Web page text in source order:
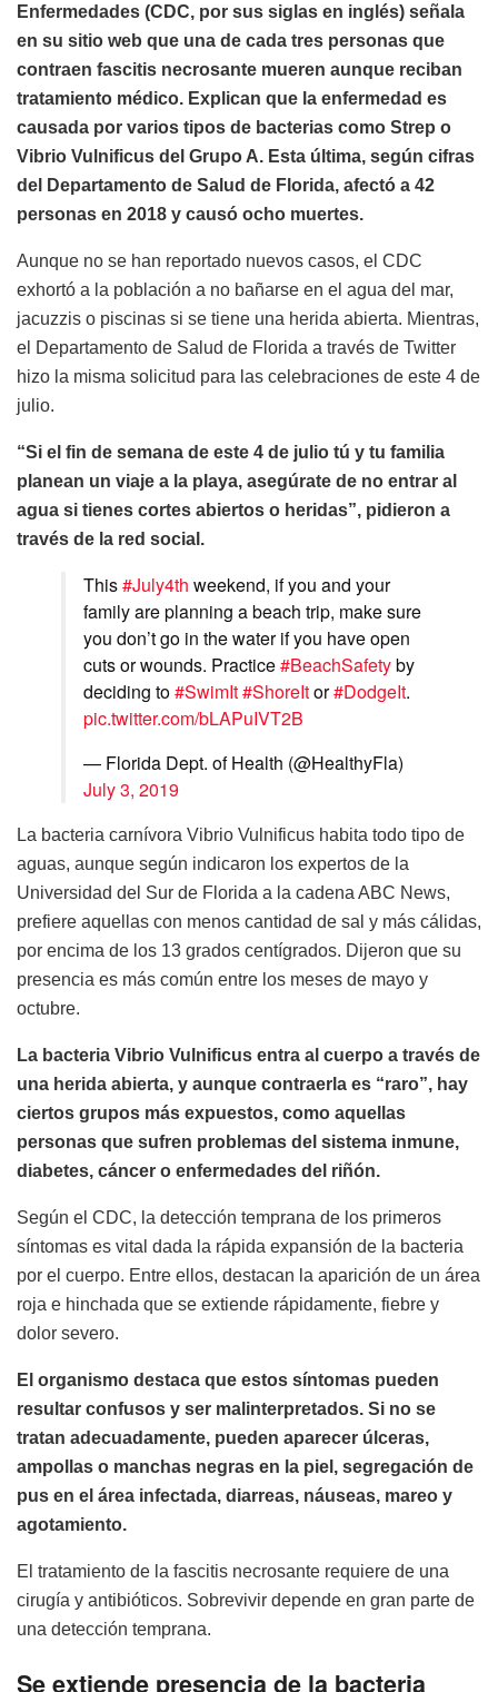
Enfermedades (CDC, por sus siglas en inglés) señala
en su sitio web que una de cada tres personas que
contraen fascitis necrosante mueren aunque reciban
tratamiento médico. Explican que la enfermedad es
causada por varios tipos de bacterias como Strep o
Vibrio Vulnificus del Grupo A. Esta última, según cifras
del Departamento de Salud de Florida, afectó a 42
personas en 2018 y causó ocho muertes.
Aunque no se han reportado nuevos casos, el CDC
exhortó a la población a no bañarse en el agua del mar,
jacuzzis o piscinas si se tiene una herida abierta. Mientras,
el Departamento de Salud de Florida a través de Twitter
hizo la misma solicitud para las celebraciones de este 4 de
julio.
“Si el fin de semana de este 4 de julio tú y tu familia
planean un viaje a la playa, asegúrate de no entrar al
agua si tienes cortes abiertos o heridas”, pidieron a
través de la red social.
This#July4th weekend, if you and your
family are planning a beach trip, make sure
you don’t go in the water if you have open
cuts or wounds. Practice#BeachSafetyby
deciding to#SwimIt#ShoreItor#DodgeIt.
pic.twitter.com/bLAPuIVT2B
— Florida Dept. of Health (@HealthyFla)
July 3, 2019
La bacteria carnívora Vibrio Vulnificus habita todo tipo de
aguas, aunque según indicaron los expertos de la
Universidad del Sur de Florida a la cadena ABC News,
prefiere aquellas con menos cantidad de sal y más cálidas,
por encima de los 13 grados centígrados. Dijeron que su
presencia es más común entre los meses de mayo y
octubre.
La bacteria Vibrio Vulnificus entra al cuerpo a través de
una herida abierta, y aunque contraerla es “raro”, hay
ciertos grupos más expuestos, como aquellas
personas que sufren problemas del sistema inmune,
diabetes, cáncer o enfermedades del riñón.
Según el CDC, la detección temprana de los primeros
síntomas es vital dada la rápida expansión de la bacteria
por el cuerpo. Entre ellos, destacan la aparición de un área
roja e hinchada que se extiende rápidamente, fiebre y
dolor severo.
El organismo destaca que estos síntomas pueden
resultar confusos y ser malinterpretados. Si no se
tratan adecuadamente, pueden aparecer úlceras,
ampollas o manchas negras en la piel, segregación de
pus en el área infectada, diarreas, náuseas, mareo y
agotamiento.
El tratamiento de la fascitis necrosante requiere de una
cirugía y antibióticos. Sobrevivir depende en gran parte de
una detección temprana.
Se extiende presencia de la bacteria